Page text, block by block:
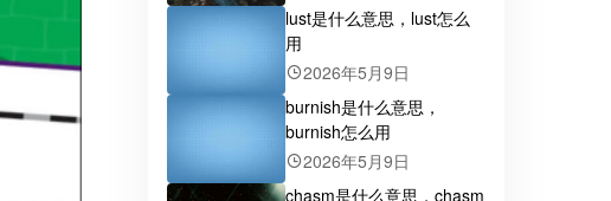
lust是什么意思，lust怎么
用
2026年5月9日
burnish是什么意思，
burnish怎么用
2026年5月9日
chasm是什么意思，chasm